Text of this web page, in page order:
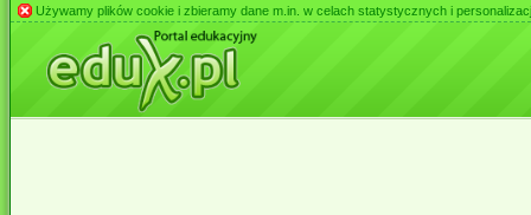
Używamy plików cookie i zbieramy dane m.in. w celach statystycznych i